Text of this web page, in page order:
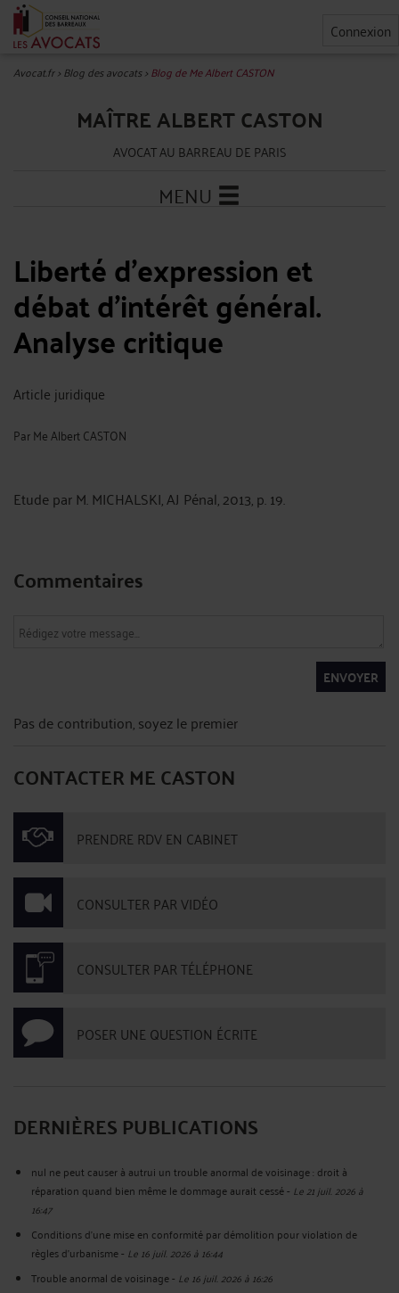
Connexion
Avocat.fr>Blog des avocats>Blog de Me Albert CASTON
MAÎTRE ALBERT CASTON
AVOCAT AU BARREAU DE PARIS
MENU
Liberté d'expression et
débat d'intérêt général.
Analyse critique
Article juridique
ParMe Albert CASTON
Etude par M. MICHALSKI, AJ Pénal, 2013, p. 19.
Commentaires
ENVOYER
Pas de contribution, soyez le premier
CONTACTER ME CASTON
PRENDRE RDV EN CABINET
CONSULTER PAR VIDÉO
CONSULTER PAR TÉLÉPHONE
POSER UNE QUESTION ÉCRITE
DERNIÈRES PUBLICATIONS
nul ne peut causer à autrui un trouble anormal de voisinage : droit à
réparation quand bien même le dommage aurait cessé- Le 21 juil. 2026 à
16:47
Conditions d'une mise en conformité par démolition pour violation de
règles d'urbanisme- Le 16 juil. 2026 à 16:44
Trouble anormal de voisinage- Le 16 juil. 2026 à 16:26